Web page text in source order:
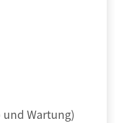
Wartung)